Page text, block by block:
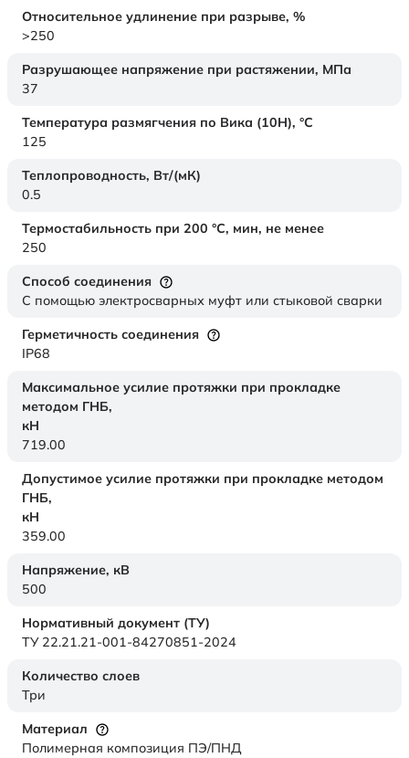
Относительное удлинение при разрыве, %
>250
Разрушающее напряжение при растяжении, МПа
37
Температура размягчения по Вика (10Н), °C
125
Теплопроводность, Вт/(мК)
0.5
Термостабильность при 200 °С, мин, не менее
250
Способ соединения
С помощью электросварных муфт или стыковой сварки
Герметичность соединения
IP68
Максимальное усилие протяжки при прокладке
методом ГНБ,
кН
719.00
Допустимое усилие протяжки при прокладке методом
ГНБ,
кН
359.00
Напряжение, кВ
500
Нормативный документ (ТУ)
ТУ 22.21.21-001-84270851-2024
Количество слоев
Три
Материал
Полимерная композиция ПЭ/ПНД